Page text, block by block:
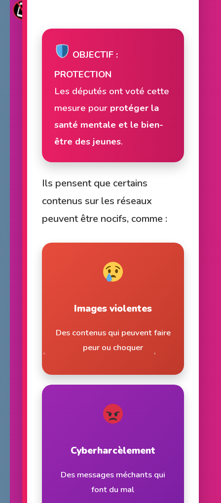
OBJECTIF :
PROTECTION
Les députés ont voté cette
mesure pour protéger la
santé mentale et le bien-
être des jeunes.
Ils pensent que certains
contenus sur les réseaux
peuvent être nocifs, comme :
Images violentes
Des contenus qui peuvent faire
peur ou choquer
Cyberharcèlement
Des messages méchants qui
font du mal